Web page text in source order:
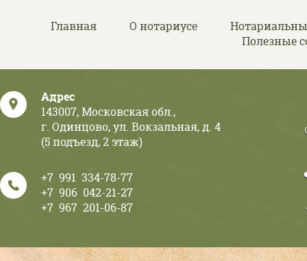
Главная
О нотариусе
Полезные
Адрес
143007, Московская обл.,
г. Одинцово, ул. Вокзальная, д. 4
(5 подъезд, 2 этаж)
+7 991 334-78-77
+7 906 042-21-27
+7 967 201-06-87